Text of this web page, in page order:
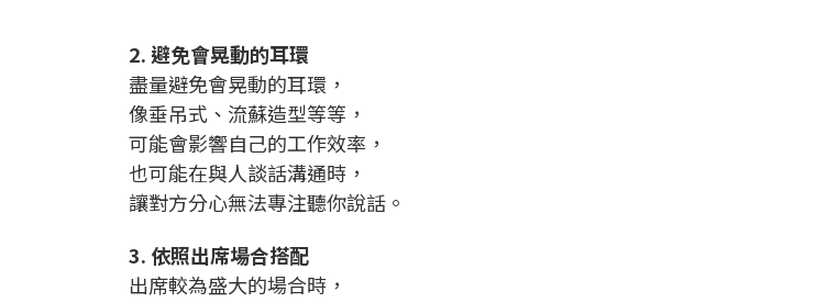
2. 避免會晃動的耳環
盡量避免會晃動的耳環，
像垂吊式、流蘇造型等等，
可能會影響自己的工作效率，
也可能在與人談話溝通時，
讓對方分心無法專注聽你說話。
3. 依照出席場合搭配
出席較為盛大的場合時，